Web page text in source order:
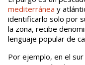
mediterránea y
identificarlo solo por
la zona, recibe
lenguaje popular de
Por ejemplo, en el